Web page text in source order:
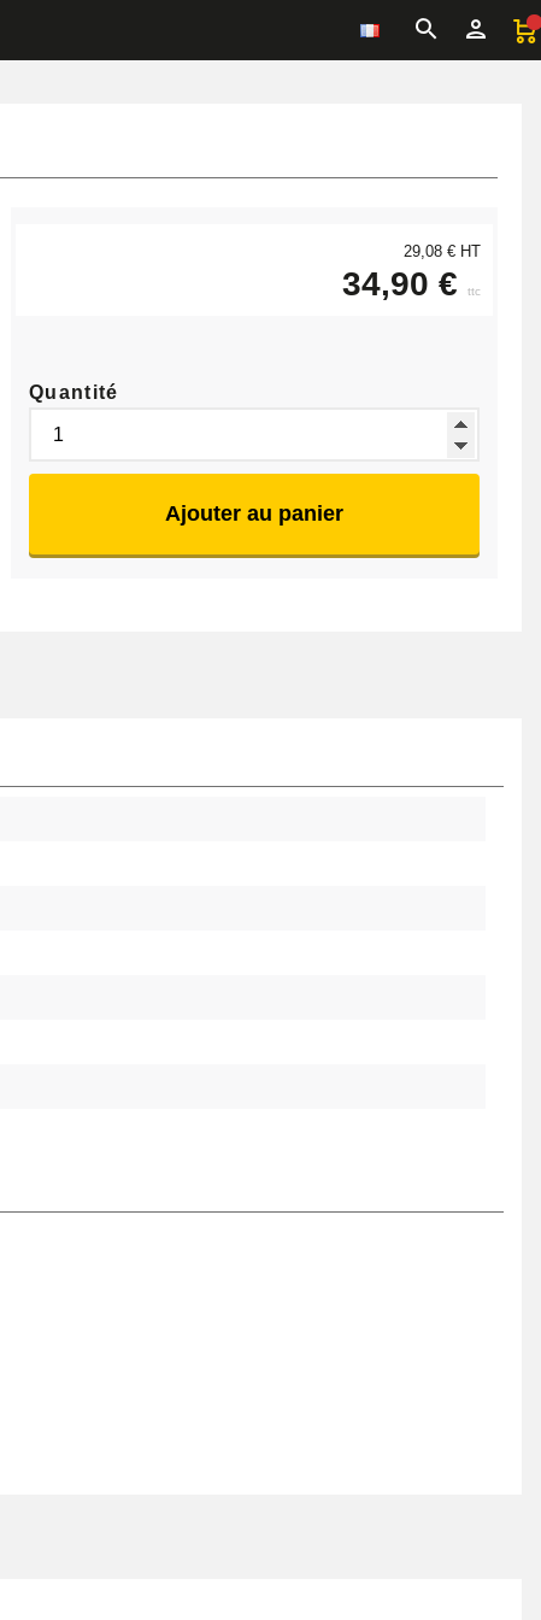
29,08 € HT
34,90 € ttc
Quantité
Ajouter au panier